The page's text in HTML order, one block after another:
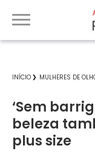
INÍCIO MULHERES DE
‘Sem
beleza
plus size